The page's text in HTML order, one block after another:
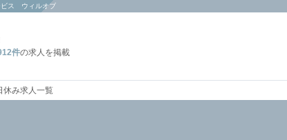
ビス ウィルオブ
件の求人を掲載
休み求人一覧